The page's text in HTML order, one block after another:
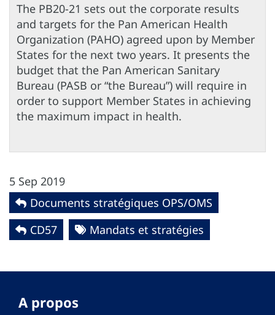
The PB20-21 sets out the corporate results
and targets for the Pan American Health
Organization (PAHO) agreed upon by Member
States for the next two years. It presents the
budget that the Pan American Sanitary
Bureau (PASB or “the Bureau”) will require in
order to support Member States in achieving
the maximum impact in health.
5 Sep 2019
Documents stratégiques OPS/OMS
CD57
Mandats et stratégies
A propos